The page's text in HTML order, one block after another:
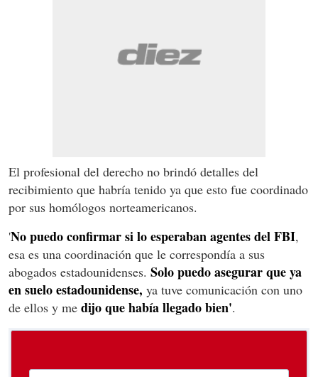
El profesional del derecho no brindó detalles del
recibimiento que habría tenido ya que esto fue coordinado
por sus homólogos norteamericanos.
'No puedo confirmar si lo esperaban agentes del FBI,
esa es una coordinación que le correspondía a sus
abogados estadounidenses. Solo puedo asegurar que ya
en suelo estadounidense, ya tuve comunicación con uno
de ellos y me dijo que había llegado bien'.